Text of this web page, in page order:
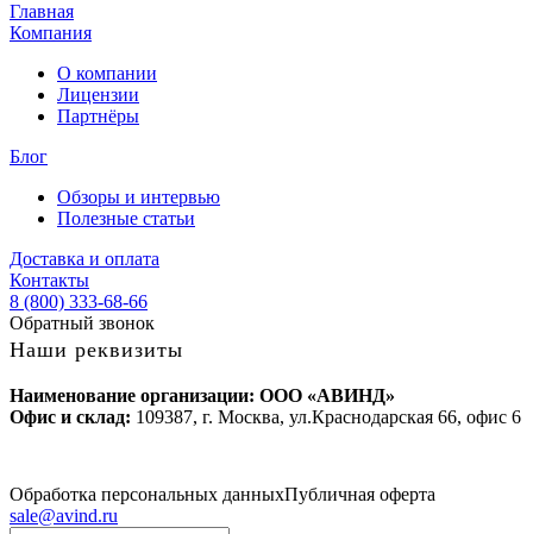
Главная
Компания
О компании
Лицензии
Партнёры
Блог
Обзоры и интервью
Полезные статьи
Доставка и оплата
Контакты
8 (800) 333-68-66
Обратный звонок
Наши реквизиты
Наименование организации: ООО «АВИНД»
Офис и склад: 109387, г. Москва, ул.Краснодарская 66, офис 6
Обработка персональных данныхПубличная оферта
sale@avind.ru